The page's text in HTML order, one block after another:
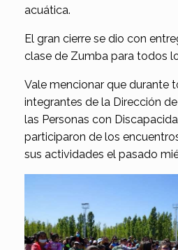
acuática.
El gran cierre se dio con
clase de Zumba para todos
Vale mencionar que durante
integrantes de la Dirección
las Personas con
participaron de los
sus actividades el pasado